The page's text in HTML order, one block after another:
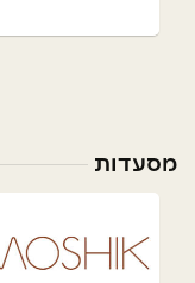
מסעדות